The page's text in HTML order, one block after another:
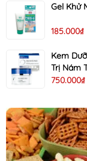
Gel Khử
185.000₫
Kem
Trị Nám
750.000₫